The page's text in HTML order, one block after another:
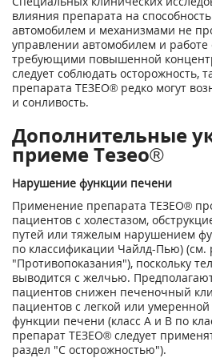
влияния препарата на
автомобилем и механизмами не
управлении автомобилем и
требующими повышенной
следует соблюдать осторожность,
препарата ТЕЗЕО® редко могут
и сонливость.
Дополнительные
приеме Тезео®
Нарушение функции печени
Применение препарата ТЕЗЕО®
пациентов с холестазом,
путей или тяжелым нарушением
по классификации Чайлд-Пью) (см.
"Противопоказания"), поскольку
выводится с желчью.
пациентов снижен печеночный
пациентов с легкой или
функции печени (класс А и В по
препарат ТЕЗЕО® следует
раздел "С осторожностью").